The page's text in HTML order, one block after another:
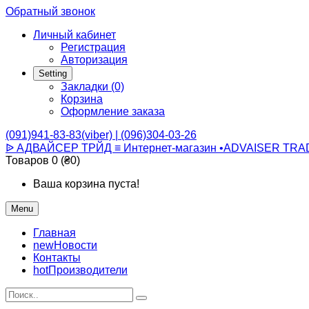
Обратный звонок
Личный кабинет
Регистрация
Авторизация
Setting
Закладки (0)
Корзина
Оформление заказа
(091)941-83-83(viber) | (096)304-03-26
ᐉ АДВАЙСЕР ТРЙД ≡ Интернет-магазин •ADVAISER
Товаров 0 (₴0)
Ваша корзина пуста!
Menu
Главная
newНовости
Контакты
hotПроизводители